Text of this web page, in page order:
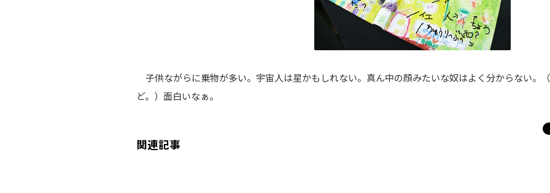
子供ながらに乗物が多い。宇宙人は星かもしれない。真ん中の顔みたいな奴はよく分からない。
ど。）面白いなぁ。
関連記事